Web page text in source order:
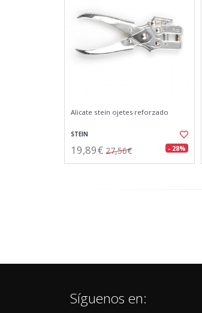
Alicate stein ojetes reforzado
STEIN
19,89€ 27,56€ - 28%
Síguenos en: